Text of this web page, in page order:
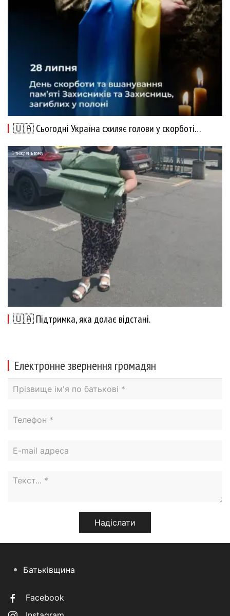
🇺🇦 Сьогодні Україна схиляє голови у скорботі…
1 тиждень тому
🇺🇦 Підтримка, яка долає відстані.
Електронне звернення громадян
Батьківщина
Facebook